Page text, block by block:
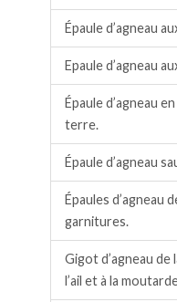
Épaule d’agneau
Epaule d’agneau
Épaule d’agneau
terre.
Épaule d’agneau
Épaules d’agneau
garnitures.
Gigot d’agneau de
l’ail et à la